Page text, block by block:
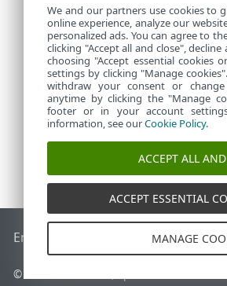
End of Life ESET Knowledge Base
© 1992 - 2026 ESET, spol. s r.o. - Tutti i
We and our partners use cookies to
online experience, analyze our
personalized ads. You can agree to
clicking "Accept all and close",
choosing "Accept essential cookies
settings by clicking "Manage
withdraw your consent or
anytime by clicking the "Manage
footer or in your account
information, see ourCookie Policy.
ACCEPT ALL
ACCEPT ESSENTIAL
MANAGE